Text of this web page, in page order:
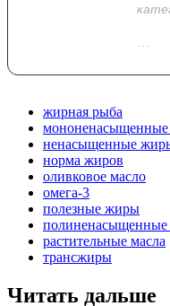
…
жирная рыба
ненасыщенные
норма жиров
оливковое масло
омега-3
полезные жиры
растительные масла
трансжиры
Читать дальше